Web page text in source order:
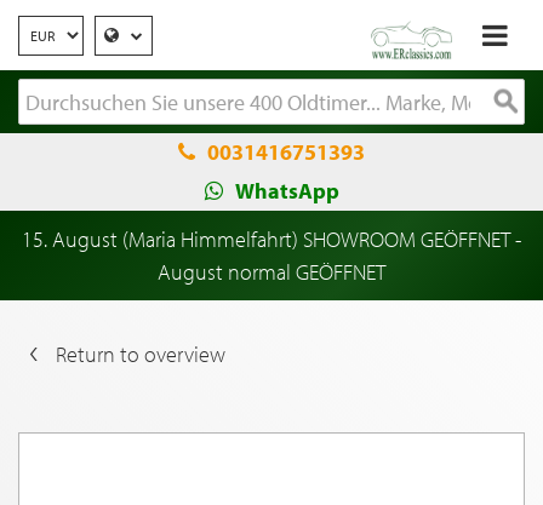
0031416751393
WhatsApp
15. August (Maria Himmelfahrt) SHOWROOM GEÖFFNET -
August normal GEÖFFNET
Return to overview